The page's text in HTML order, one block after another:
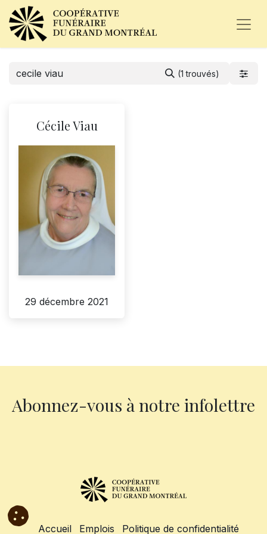
(1 trouvés)
Cécile Viau
29 décembre 2021
Abonnez-vous à notre infolettre
Accueil Emplois Politique de confidentialité